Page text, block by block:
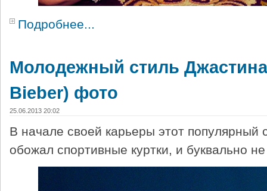
Подробнее...
Молодежный стиль
Bieber) фото
25.06.2013 20:02
В начале своей карьеры этот популярный
обожал спортивные куртки, и буквально